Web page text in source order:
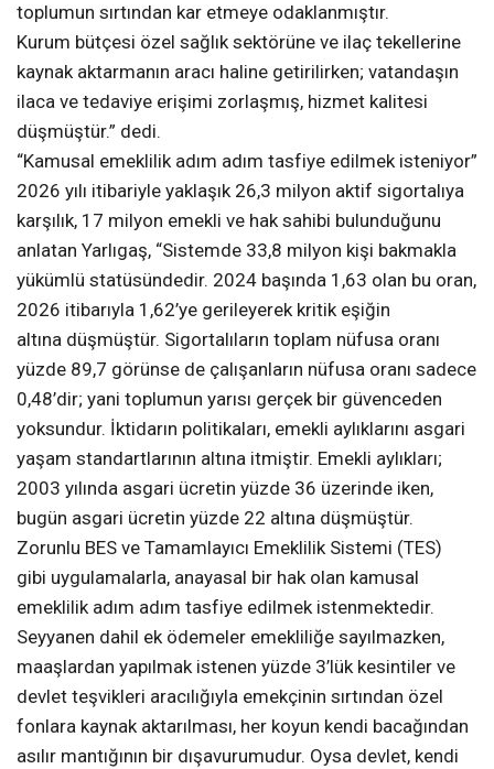
toplumun sırtından kar etmeye odaklanmıştır.
Kurum bütçesi özel sağlık sektörüne ve ilaç tekellerine
kaynak aktarmanın aracı haline getirilirken; vatandaşın
ilaca ve tedaviye erişimi zorlaşmış, hizmet kalitesi
düşmüştür.” dedi.
“Kamusal emeklilik adım adım tasfiye edilmek isteniyor”
2026 yılı itibariyle yaklaşık 26,3 milyon aktif sigortalıya
karşılık, 17 milyon emekli ve hak sahibi bulunduğunu
anlatan Yarlıgaş, “Sistemde 33,8 milyon kişi bakmakla
yükümlü statüsündedir. 2024 başında 1,63 olan bu oran,
2026 itibarıyla 1,62’ye gerileyerek kritik eşiğin
altına düşmüştür. Sigortalıların toplam nüfusa oranı
yüzde 89,7 görünse de çalışanların nüfusa oranı sadece
0,48’dir; yani toplumun yarısı gerçek bir güvenceden
yoksundur. İktidarın politikaları, emekli aylıklarını asgari
yaşam standartlarının altına itmiştir. Emekli aylıkları;
2003 yılında asgari ücretin yüzde 36 üzerinde iken,
bugün asgari ücretin yüzde 22 altına düşmüştür.
Zorunlu BES ve Tamamlayıcı Emeklilik Sistemi (TES)
gibi uygulamalarla, anayasal bir hak olan kamusal
emeklilik adım adım tasfiye edilmek istenmektedir.
Seyyanen dahil ek ödemeler emekliliğe sayılmazken,
maaşlardan yapılmak istenen yüzde 3’lük kesintiler ve
devlet teşvikleri aracılığıyla emekçinin sırtından özel
fonlara kaynak aktarılması, her koyun kendi bacağından
asılır mantığının bir dışavurumudur. Oysa devlet, kendi